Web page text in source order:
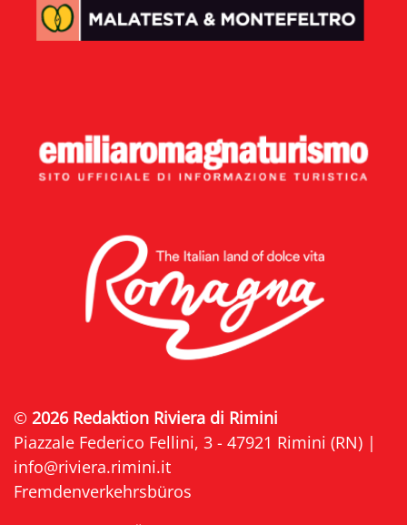
© 2026 Redaktion Riviera di Rimini
Piazzale Federico Fellini, 3 - 47921 Rimini (RN) |
info@riviera.rimini.it
Fremdenverkehrsbüros